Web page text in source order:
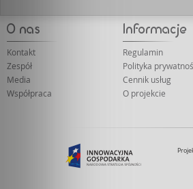
zasłużony.
Kontakt
Zespół
Media
Współpraca
Regulamin
Polityka
Cennik usług
O projekcie